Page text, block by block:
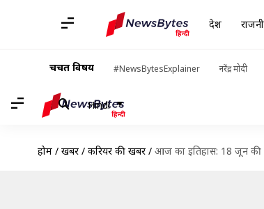
देश
चर्चित विषय #NewsBytesExplainer नरेंद्र मोदी
Hindi
होम / खबरें / करियर की खबरें / आज का इतिहास: 18 जून की